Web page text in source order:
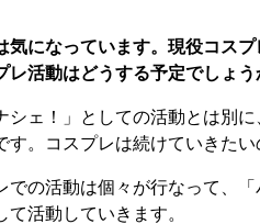
になっています。現役コスプ
レ活動はどうする予定でしょう
シェ！」としての活動とは別
す。コスプレは続けていきたい
での活動は個々が行なって、
て活動していきます。